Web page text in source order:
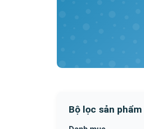
Bộ lọc sản phẩm